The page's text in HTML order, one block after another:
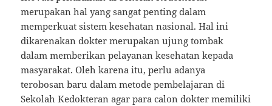
merupakan hal yang sangat penting dalam
memperkuat sistem kesehatan nasional. Hal ini
dikarenakan dokter merupakan ujung tombak
dalam memberikan pelayanan kesehatan kepada
masyarakat. Oleh karena itu, perlu adanya
terobosan baru dalam metode pembelajaran di
Sekolah Kedokteran agar para calon dokter memiliki